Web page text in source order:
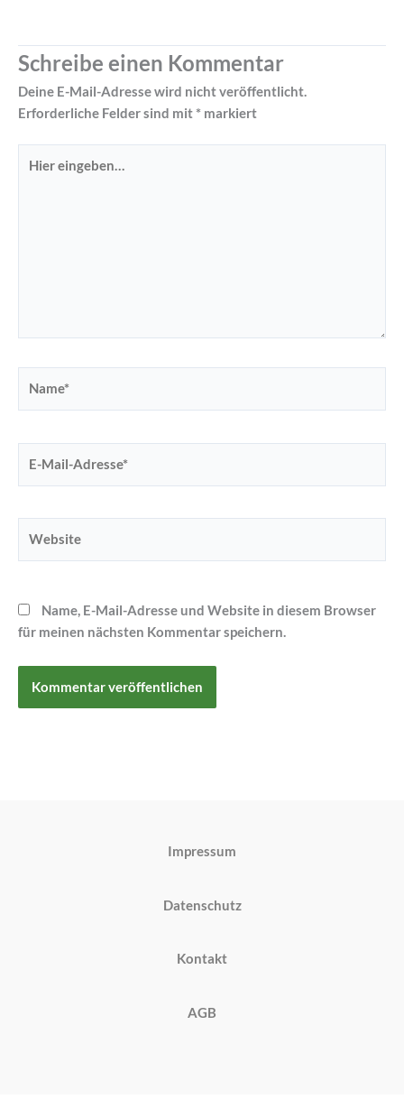
Schreibe einen Kommentar
Deine E-Mail-Adresse wird nicht veröffentlicht.
Erforderliche Felder sind mit* markiert
eingeben…
Mail-
Name, E-Mail-Adresse und Website in diesem Browser
für meinen nächsten Kommentar speichern.
Impressum
Datenschutz
Kontakt
AGB